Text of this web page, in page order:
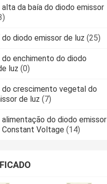
alta da baía do diodo emissor
do diodo emissor de luz (25)
do enchimento do diodo
luz (0)
do crescimento vegetal do
de luz (7)
alimentação do diodo emissor
Constant Voltage (14)